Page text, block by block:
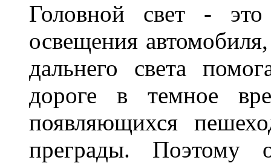
Головной свет -
освещения
дальнего света
дороге в темное
появляющихся
преграды. Поэтому